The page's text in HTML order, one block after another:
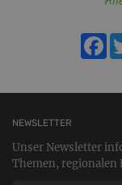
NEWSLETTER
Unser Newsletter
Themen, regionalen